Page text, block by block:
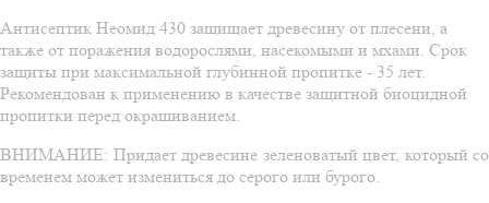
Антисептик Неомид 430 защищает древесину от плесени, а
также от поражения водорослями, насекомыми и мхами. Срок
защиты при максимальной глубинной пропитке - 35 лет.
Рекомендован к применению в качестве защитной биоцидной
пропитки перед окрашиванием.
ВНИМАНИЕ: Придает древесине зеленоватый цвет, который со
временем может измениться до серого или бурого.